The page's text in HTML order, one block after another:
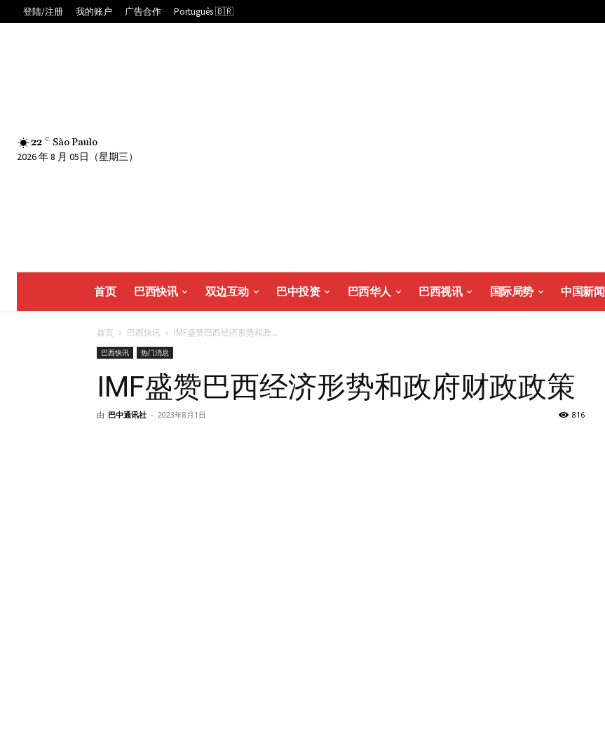
登陆/注册 我的账户 广告合作 Português 🇧🇷
22 C São Paulo
2026 年 8 月 05日（星期三）
首页 巴西快讯 双边互动 巴中投资 巴西华人 巴西视讯 国际局势 中国新闻
首页 巴西快讯 IMF盛赞巴西经济形势和政...
巴西快讯 热门消息
IMF盛赞巴西经济形势和政府财政政策
由 巴中通讯社 - 2023年8月1日 816